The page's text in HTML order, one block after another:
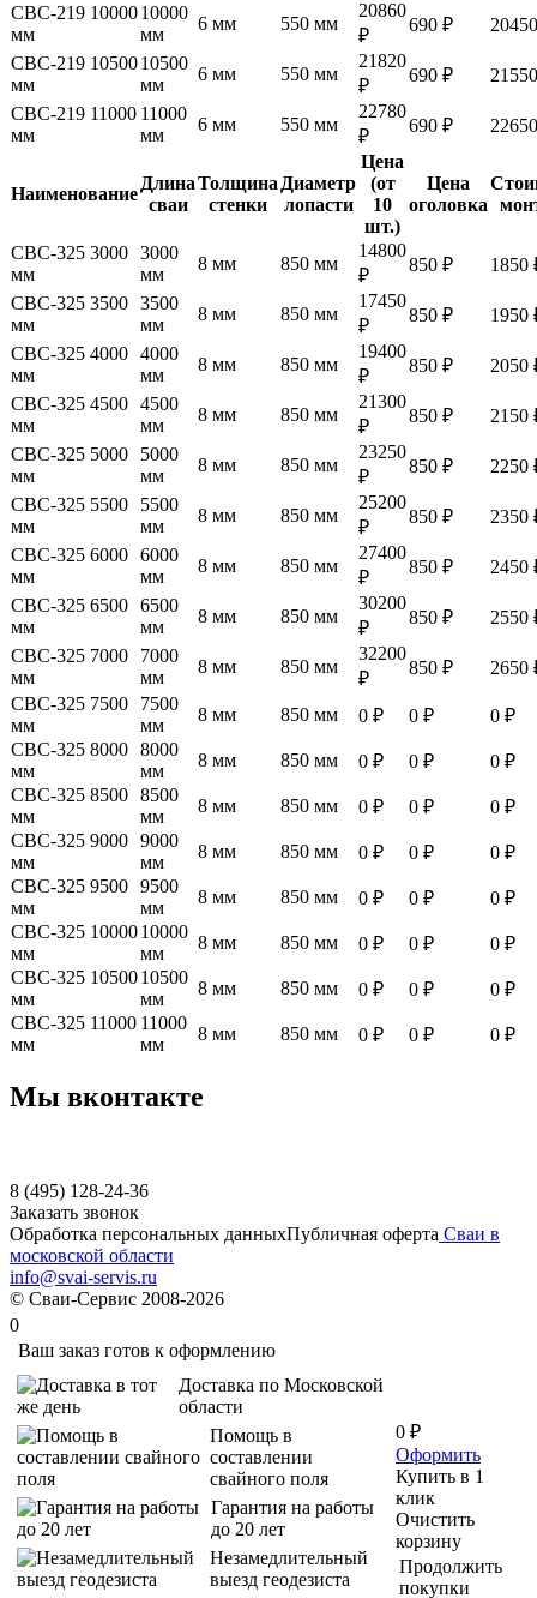
СВС-219 10000
мм
10000
мм
6 мм 550 мм
20860
₽
690 ₽
СВС-219 10500
мм
10500
мм
6 мм 550 мм
21820
₽
690 ₽
СВС-219 11000
мм
11000
мм
6 мм 550 мм
22780
₽
690 ₽
Наименование
Длина
сваи
Толщина
стенки
Диаметр
лопасти
Цена
(от
10
шт.)
Цена
оголовка
СВС-325 3000
мм
3000
мм
8 мм 850 мм
14800
₽
850 ₽
1850
СВС-325 3500
мм
3500
мм
8 мм 850 мм
17450
₽
850 ₽
1950
СВС-325 4000
мм
4000
мм
8 мм 850 мм
19400
₽
850 ₽
2050
СВС-325 4500
мм
4500
мм
8 мм 850 мм
21300
₽
850 ₽
2150
СВС-325 5000
мм
5000
мм
8 мм 850 мм
23250
₽
850 ₽
2250
СВС-325 5500
мм
5500
мм
8 мм 850 мм
25200
₽
850 ₽
2350
СВС-325 6000
мм
6000
мм
8 мм 850 мм
27400
₽
850 ₽
2450
СВС-325 6500
мм
6500
мм
8 мм 850 мм
30200
₽
850 ₽
2550
СВС-325 7000
мм
7000
мм
8 мм 850 мм
32200
₽
850 ₽
2650
СВС-325 7500
мм
7500
мм
8 мм 850 мм 0 ₽ 0 ₽
0 ₽
СВС-325 8000
мм
8000
мм
8 мм 850 мм 0 ₽ 0 ₽
0 ₽
СВС-325 8500
мм
8500
мм
8 мм 850 мм 0 ₽ 0 ₽
0 ₽
СВС-325 9000
мм
9000
мм
8 мм 850 мм 0 ₽ 0 ₽
0 ₽
СВС-325 9500
мм
9500
мм
8 мм 850 мм 0 ₽ 0 ₽
0 ₽
СВС-325 10000
мм
10000
мм
8 мм 850 мм 0 ₽ 0 ₽
0 ₽
СВС-325 10500
мм
10500
мм
8 мм 850 мм 0 ₽ 0 ₽
0 ₽
СВС-325 11000
мм
11000
мм
8 мм 850 мм 0 ₽ 0 ₽ 0 ₽
Мы вконтакте
8 (495) 128-24-36
Заказать звонок
Обработка персональных данныхПубличная оферта Сваи в
московской области
info@svai-servis.ru
© Сваи-Сервис 2008-2026
0
Ваш заказ готов к оформлению
Доставка по Московской
области
Помощь в
составлении
свайного поля
Гарантия на работы
до 20 лет
Незамедлительный
выезд геодезиста
0 ₽
Оформить
Купить в 1
клик
Очистить
корзину
Продолжить
покупки